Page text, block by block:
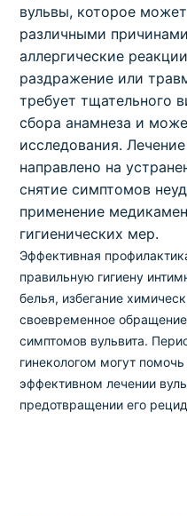
вульвы, которое
различными
аллергические
раздражение или
требует тщательного
сбора анамнеза и
исследования.
направлено на
снятие симптомов
применение
гигиенических мер.
Эффективная
правильную гигиену
белья, избегание
своевременное
симптомов вульвита.
гинекологом могут
эффективном лечении
предотвращении его